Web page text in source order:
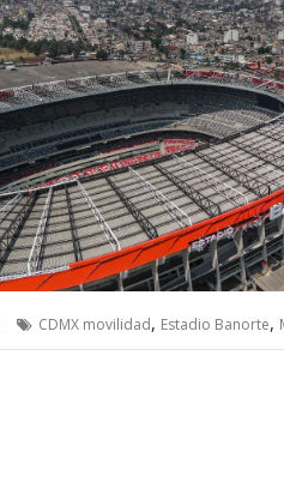
CDMX movilidad, Estadio Banorte,